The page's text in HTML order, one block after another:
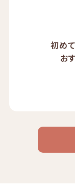
初め
お
コーヒー